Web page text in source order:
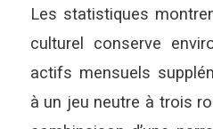
Les statistiques
culturel conserve
actifs mensuels
à un jeu neutre à trois